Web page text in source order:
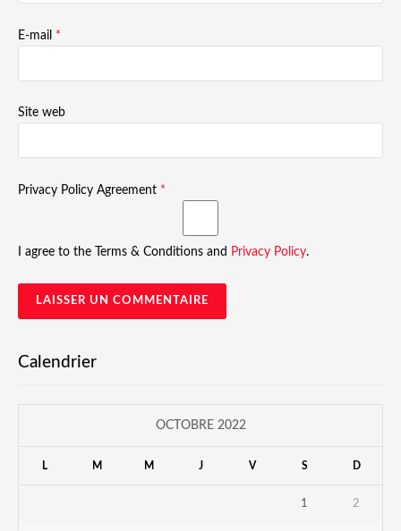
E-mail *
Site web
Privacy Policy Agreement *
I agree to the Terms & Conditions and Privacy Policy.
Calendrier
OCTOBRE 2022
L M M J V S D
1 2